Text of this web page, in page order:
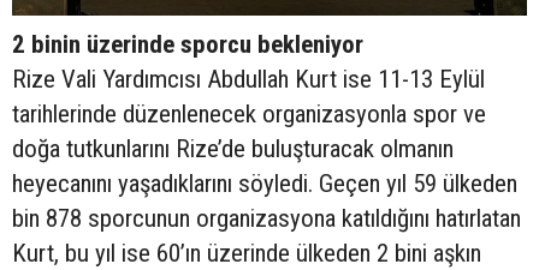
2 binin üzerinde sporcu bekleniyor
Rize Vali Yardımcısı Abdullah Kurt ise 11-13 Eylül
tarihlerinde düzenlenecek organizasyonla spor ve
doğa tutkunlarını Rize’de buluşturacak olmanın
heyecanını yaşadıklarını söyledi. Geçen yıl 59 ülkeden
bin 878 sporcunun organizasyona katıldığını hatırlatan
Kurt, bu yıl ise 60’ın üzerinde ülkeden 2 bini aşkın